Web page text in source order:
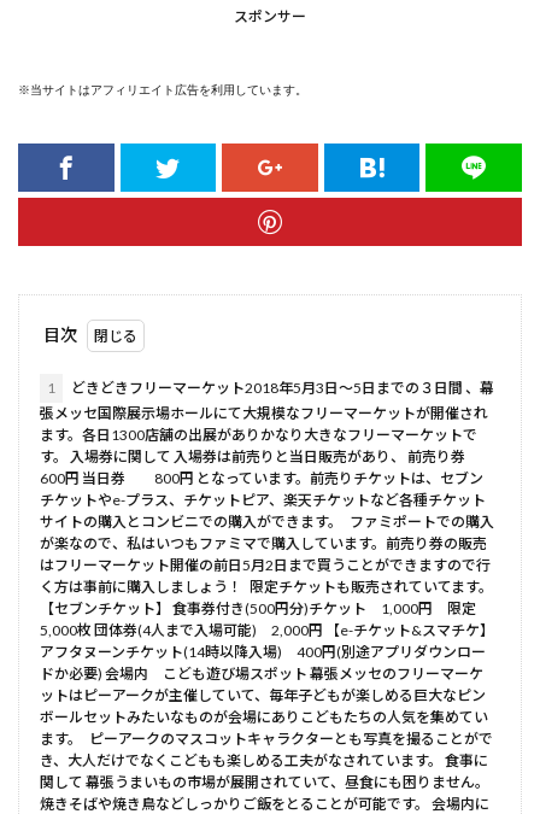
スポンサー
※当サイトはアフィリエイト広告を利用しています。
目次
1
どきどきフリーマーケット2018年5月3日～5日までの３日間 、幕
張メッセ国際展示場ホールにて大規模なフリーマーケットが開催され
ます。各日1300店舗の出展がありかなり大きなフリーマーケットで
す。 入場券に関して 入場券は前売りと当日販売があり、 前売り券
600円 当日券 800円 となっています。前売りチケットは、セブン
チケットやe-プラス、チケットピア、楽天チケットなど各種チケット
サイトの購入とコンビニでの購入ができます。 ファミポートでの購入
が楽なので、私はいつもファミマで購入しています。前売り券の販売
はフリーマーケット開催の前日5月2日まで買うことができますので行
く方は事前に購入しましょう！ 限定チケットも販売されていてます。
【セブンチケット】 食事券付き(500円分)チケット 1,000円 限定
5,000枚 団体券(4人まで入場可能) 2,000円 【e-チケット&スマチケ】
アフタヌーンチケット(14時以降入場) 400円(別途アプリダウンロー
ドか必要) 会場内 こども遊び場スポット 幕張メッセのフリーマーケ
ットはピーアークが主催していて、毎年子どもが楽しめる巨大なピン
ボールセットみたいなものが会場にありこどもたちの人気を集めてい
ます。 ピーアークのマスコットキャラクターとも写真を撮ることがで
き、大人だけでなくこどもも楽しめる工夫がなされています。 食事に
関して 幕張うまいもの市場が展開されていて、昼食にも困りません。
焼きそばや焼き鳥などしっかりご飯をとることが可能です。 会場内に